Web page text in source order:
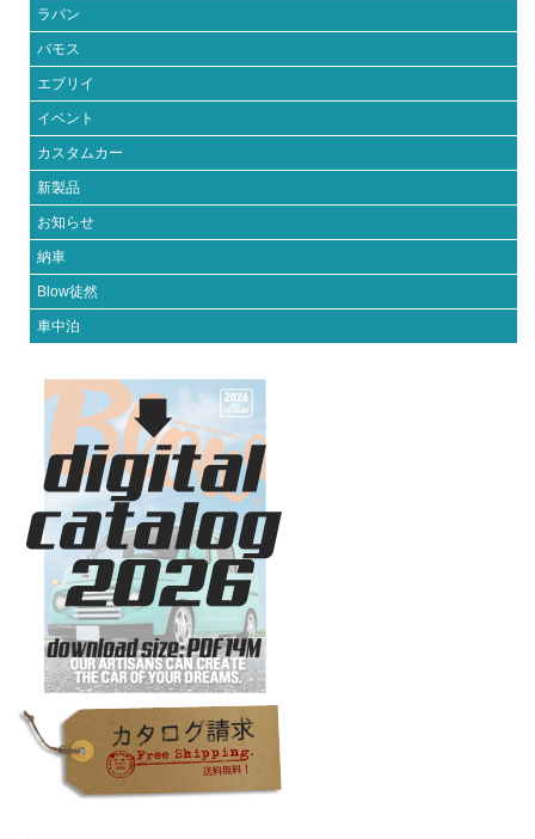
ラパン
バモス
エブリイ
イベント
カスタムカー
新製品
お知らせ
納車
Blow徒然
車中泊